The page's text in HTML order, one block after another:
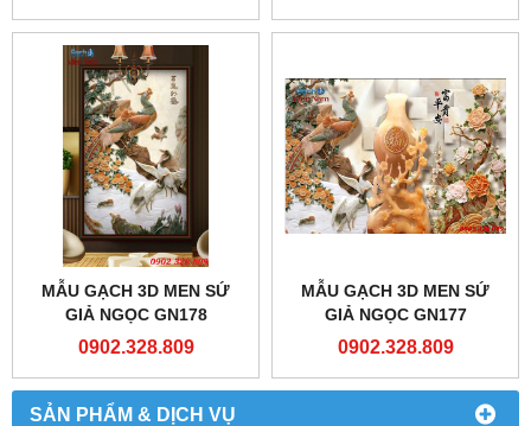
SẢN PHẨM & DỊCH VỤ
MẪU GẠCH 3D MEN SỨ
GIẢ NGỌC GN178
0902.328.809
MẪU GẠCH 3D MEN SỨ
GIẢ NGỌC GN177
0902.328.809